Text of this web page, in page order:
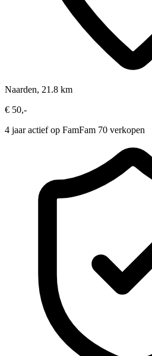
Naarden, 21.8 km
€ 50,-
4 jaar actief op FamFam 70 verkopen